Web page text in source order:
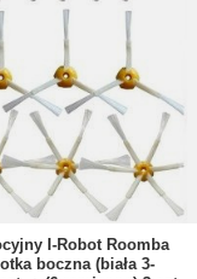
I-Robot Roomba
boczna (biała 3-